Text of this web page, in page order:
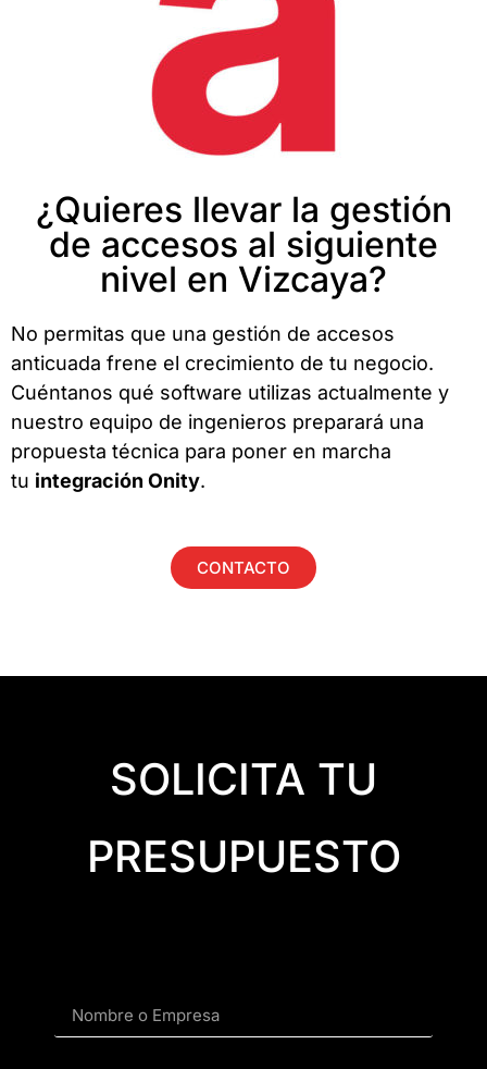
¿Quieres llevar la gestión
de accesos al siguiente
nivel en Vizcaya?
No permitas que una gestión de accesos
anticuada frene el crecimiento de tu negocio.
Cuéntanos qué software utilizas actualmente y
nuestro equipo de ingenieros preparará una
propuesta técnica para poner en marcha
tu integración Onity.
CONTACTO
SOLICITA TU
PRESUPUESTO